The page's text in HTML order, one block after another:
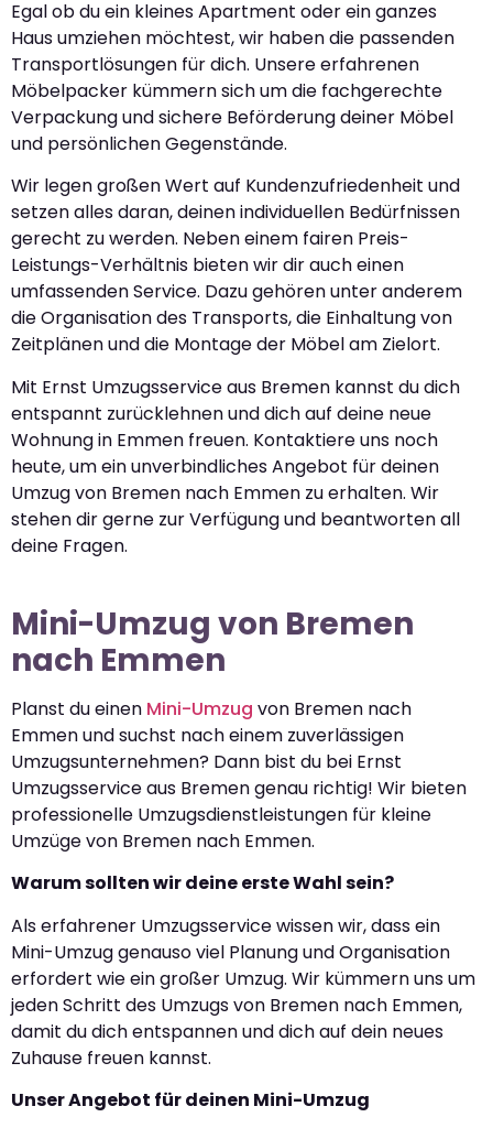
Egal ob du ein kleines Apartment oder ein ganzes
Haus umziehen möchtest, wir haben die passenden
Transportlösungen für dich. Unsere erfahrenen
Möbelpacker kümmern sich um die fachgerechte
Verpackung und sichere Beförderung deiner Möbel
und persönlichen Gegenstände.
Wir legen großen Wert auf Kundenzufriedenheit und
setzen alles daran, deinen individuellen Bedürfnissen
gerecht zu werden. Neben einem fairen Preis-
Leistungs-Verhältnis bieten wir dir auch einen
umfassenden Service. Dazu gehören unter anderem
die Organisation des Transports, die Einhaltung von
Zeitplänen und die Montage der Möbel am Zielort.
Mit Ernst Umzugsservice aus Bremen kannst du dich
entspannt zurücklehnen und dich auf deine neue
Wohnung in Emmen freuen. Kontaktiere uns noch
heute, um ein unverbindliches Angebot für deinen
Umzug von Bremen nach Emmen zu erhalten. Wir
stehen dir gerne zur Verfügung und beantworten all
deine Fragen.
Mini-Umzug von Bremen
nach Emmen
Planst du einen Mini-Umzug von Bremen nach
Emmen und suchst nach einem zuverlässigen
Umzugsunternehmen? Dann bist du bei Ernst
Umzugsservice aus Bremen genau richtig! Wir bieten
professionelle Umzugsdienstleistungen für kleine
Umzüge von Bremen nach Emmen.
Warum sollten wir deine erste Wahl sein?
Als erfahrener Umzugsservice wissen wir, dass ein
Mini-Umzug genauso viel Planung und Organisation
erfordert wie ein großer Umzug. Wir kümmern uns um
jeden Schritt des Umzugs von Bremen nach Emmen,
damit du dich entspannen und dich auf dein neues
Zuhause freuen kannst.
Unser Angebot für deinen Mini-Umzug